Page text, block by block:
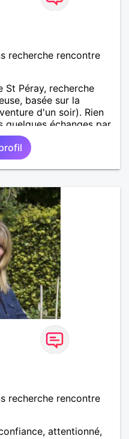
recherche rencontre
St Péray, recherche
basée sur la
d'un soir). Rien
quelques échanges par
un feeling entre les
Au plaisir de se
recherche rencontre
attentionné,